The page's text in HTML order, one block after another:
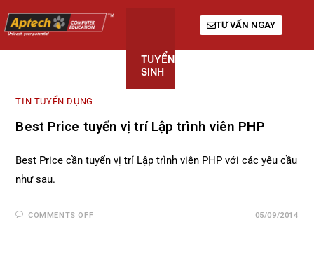
TUYỂN
SINH
TƯ VẤN NGAY
TIN TUYỂN DỤNG
Best Price tuyển vị trí Lập trình viên PHP
Best Price cần tuyển vị trí Lập trình viên PHP với các yêu cầu
như sau.
COMMENTS OFF 05/09/2014